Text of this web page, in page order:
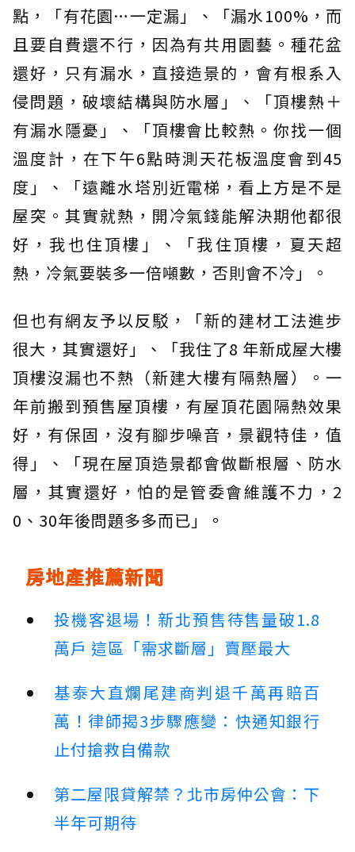
點，「有花園…一定漏」、「漏水100%，而
且要自費還不行，因為有共用園藝。種花盆
還好，只有漏水，直接造景的，會有根系入
侵問題，破壞結構與防水層」、「頂樓熱＋
有漏水隱憂」、「頂樓會比較熱。你找一個
溫度計，在下午6點時測天花板溫度會到45
度」、「遠離水塔別近電梯，看上方是不是
屋突。其實就熱，開冷氣錢能解決期他都很
好，我也住頂樓」、「我住頂樓，夏天超
熱，冷氣要裝多一倍噸數，否則會不冷」。
但也有網友予以反駁，「新的建材工法進步
很大，其實還好」、「我住了8 年新成屋大樓
頂樓沒漏也不熱（新建大樓有隔熱層）。一
年前搬到預售屋頂樓，有屋頂花園隔熱效果
好，有保固，沒有腳步噪音，景觀特佳，值
得」、「現在屋頂造景都會做斷根層、防水
層，其實還好，怕的是管委會維護不力，2
0、30年後問題多多而已」。
房地產推薦新聞
投機客退場！新北預售待售量破1.8
萬戶 這區「需求斷層」賣壓最大
基泰大直爛尾建商判退千萬再賠百
萬！律師揭3步驟應變：快通知銀行
止付搶救自備款
第二屋限貸解禁？北市房仲公會：下
半年可期待